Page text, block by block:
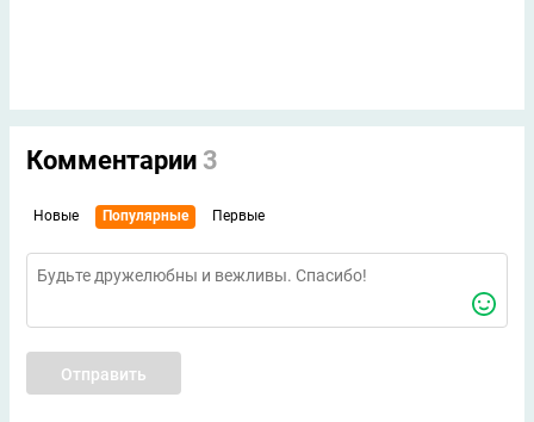
Комментарии 3
Новые Популярные Первые
Отправить